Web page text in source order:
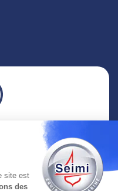
18h
Troude,
site est
des